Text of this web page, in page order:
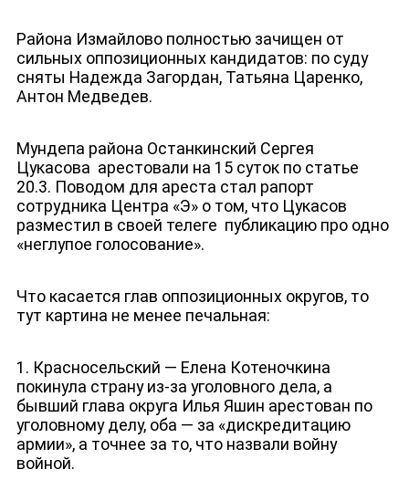
Района Измайлово полностью зачищен от
сильных оппозиционных кандидатов: по суду
сняты Надежда Загордан, Татьяна Царенко,
Антон Медведев.
Мундепа района Останкинский Сергея
Цукасова арестовали на 15 суток по статье
20.3. Поводом для ареста стал рапорт
сотрудника Центра «Э» о том, что Цукасов
разместил в своей телеге публикацию про одно
«неглупое голосование».
Что касается глав оппозиционных округов, то
тут картина не менее печальная:
1. Красносельский — Елена Котеночкина
покинула страну из-за уголовного дела, а
бывший глава округа Илья Яшин арестован по
уголовному делу, оба — за «дискредитацию
армии», а точнее за то, что назвали войну
войной.